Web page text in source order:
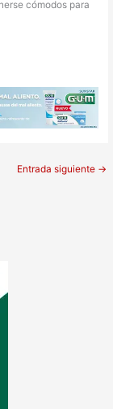
cómodos para
Entrada siguiente →